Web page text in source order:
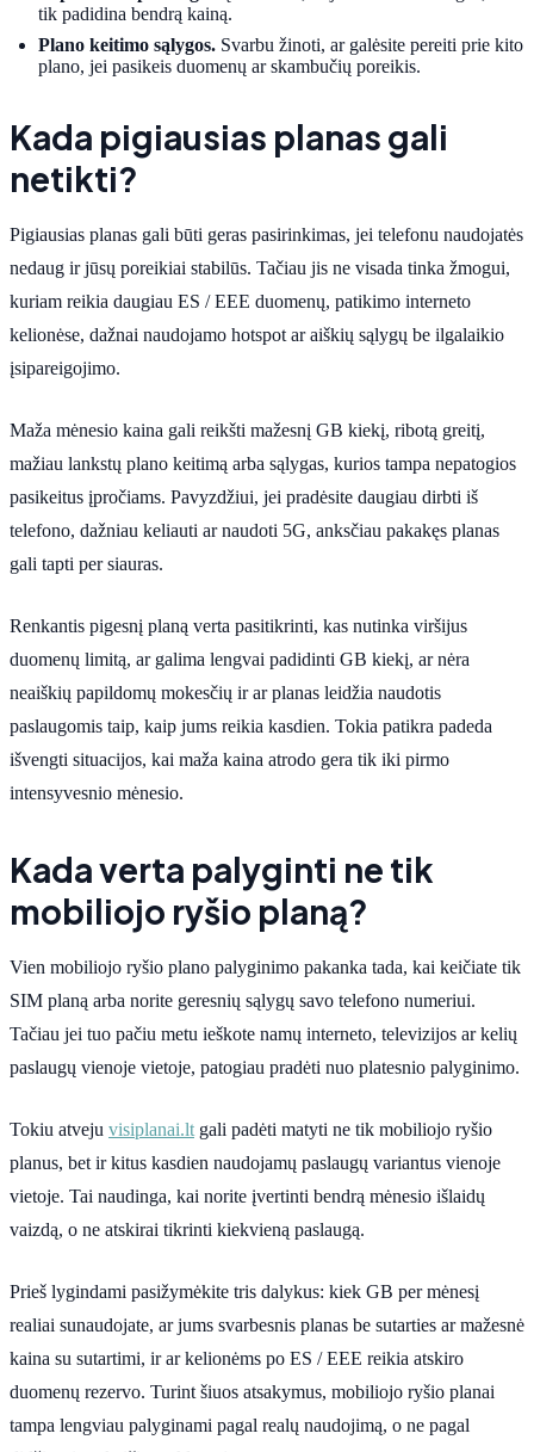
tik padidina bendrą kainą.
Plano keitimo sąlygos. Svarbu žinoti, ar galėsite pereiti prie kito
plano, jei pasikeis duomenų ar skambučių poreikis.
Kada pigiausias planas gali
netikti?
Pigiausias planas gali būti geras pasirinkimas, jei telefonu naudojatės
nedaug ir jūsų poreikiai stabilūs. Tačiau jis ne visada tinka žmogui,
kuriam reikia daugiau ES / EEE duomenų, patikimo interneto
kelionėse, dažnai naudojamo hotspot ar aiškių sąlygų be ilgalaikio
įsipareigojimo.
Maža mėnesio kaina gali reikšti mažesnį GB kiekį, ribotą greitį,
mažiau lankstų plano keitimą arba sąlygas, kurios tampa nepatogios
pasikeitus įpročiams. Pavyzdžiui, jei pradėsite daugiau dirbti iš
telefono, dažniau keliauti ar naudoti 5G, anksčiau pakakęs planas
gali tapti per siauras.
Renkantis pigesnį planą verta pasitikrinti, kas nutinka viršijus
duomenų limitą, ar galima lengvai padidinti GB kiekį, ar nėra
neaiškių papildomų mokesčių ir ar planas leidžia naudotis
paslaugomis taip, kaip jums reikia kasdien. Tokia patikra padeda
išvengti situacijos, kai maža kaina atrodo gera tik iki pirmo
intensyvesnio mėnesio.
Kada verta palyginti ne tik
mobiliojo ryšio planą?
Vien mobiliojo ryšio plano palyginimo pakanka tada, kai keičiate tik
SIM planą arba norite geresnių sąlygų savo telefono numeriui.
Tačiau jei tuo pačiu metu ieškote namų interneto, televizijos ar kelių
paslaugų vienoje vietoje, patogiau pradėti nuo platesnio palyginimo.
Tokiu atveju visiplanai.lt gali padėti matyti ne tik mobiliojo ryšio
planus, bet ir kitus kasdien naudojamų paslaugų variantus vienoje
vietoje. Tai naudinga, kai norite įvertinti bendrą mėnesio išlaidų
vaizdą, o ne atskirai tikrinti kiekvieną paslaugą.
Prieš lygindami pasižymėkite tris dalykus: kiek GB per mėnesį
realiai sunaudojate, ar jums svarbesnis planas be sutarties ar mažesnė
kaina su sutartimi, ir ar kelionėms po ES / EEE reikia atskiro
duomenų rezervo. Turint šiuos atsakymus, mobiliojo ryšio planai
tampa lengviau palyginami pagal realų naudojimą, o ne pagal